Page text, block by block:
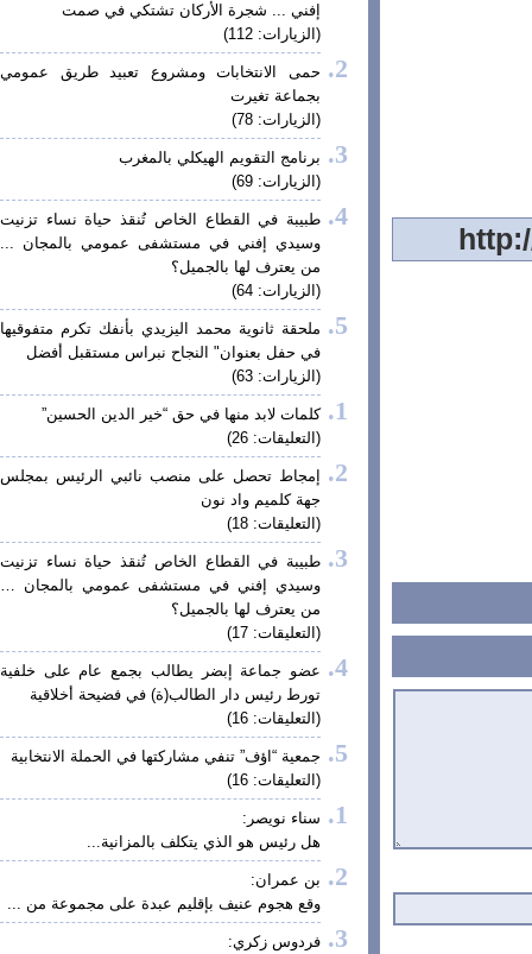
إفني ... شجرة الأركان تشتكي في صمت
(الزيارات: 112)
حمى الانتخابات ومشروع تعبيد طريق عمومي
بجماعة تغيرت
(الزيارات: 78)
برنامج التقويم الهيكلي بالمغرب
(الزيارات: 69)
طبيبة في القطاع الخاص تُنقذ حياة نساء تزنيت
وسيدي إفني في مستشفى عمومي بالمجان ...
من يعترف لها بالجميل؟
(الزيارات: 64)
ملحقة ثانوية محمد اليزيدي بأنفك تكرم متفوقيها
في حفل بعنوان" النجاح نبراس مستقبل أفضل
(الزيارات: 63)
كلمات لابد منها في حق “خير الدين الحسين”
(التعليقات: 26)
إمجاط تحصل على منصب نائبي الرئيس بمجلس
جهة كلميم واد نون
(التعليقات: 18)
طبيبة في القطاع الخاص تُنقذ حياة نساء تزنيت
وسيدي إفني في مستشفى عمومي بالمجان …
من يعترف لها بالجميل؟
(التعليقات: 17)
عضو جماعة إبضر يطالب بجمع عام على خلفية
تورط رئيس دار الطالب(ة) في فضيحة أخلاقية
(التعليقات: 16)
جمعية “اؤف” تنفي مشاركتها في الحملة الانتخابية
(التعليقات: 16)
سناء نويصر:
هل رئيس هو الذي يتكلف بالمزانية...
بن عمران:
وقع هجوم عنيف بإقليم عبدة على مجموعة من ...
فردوس زكري: